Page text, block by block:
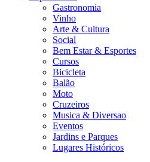
Gastronomia
Vinho
Arte & Cultura
Social
Bem Estar & Esportes
Cursos
Bicicleta
Balão
Moto
Cruzeiros
Musica & Diversao
Eventos
Jardins e Parques
Lugares Históricos